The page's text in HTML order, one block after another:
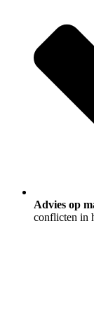
Advies op
conflicten in